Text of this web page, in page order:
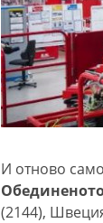
И отново
(2144),